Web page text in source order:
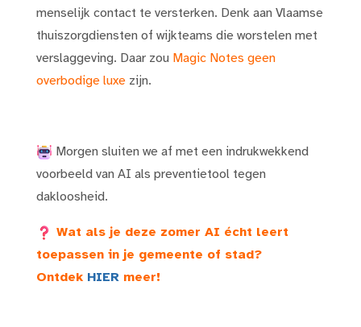
menselijk contact te versterken. Denk aan Vlaamse
thuiszorgdiensten of wijkteams die worstelen met
verslaggeving. Daar zou Magic Notes geen
overbodige luxe zijn.
Morgen sluiten we af met een indrukwekkend
voorbeeld van AI als preventietool tegen
dakloosheid.
Wat als je deze zomer AI écht leert
toepassen in je gemeente of stad?
Ontdek HIER meer!